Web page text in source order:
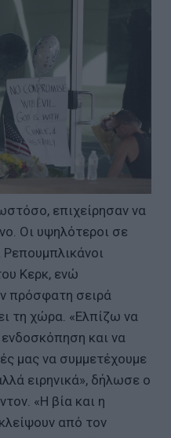
επιχείρησαν να
Οι υψηλότεροι σε
Κερκ, ενώ
πρόσφατη σειρά
τη χώρα. «Ελπίζω να
και να
μας να συμμετέχουμε
ειρηνικά», δήλωσε ο
«Η βία και η
από τον